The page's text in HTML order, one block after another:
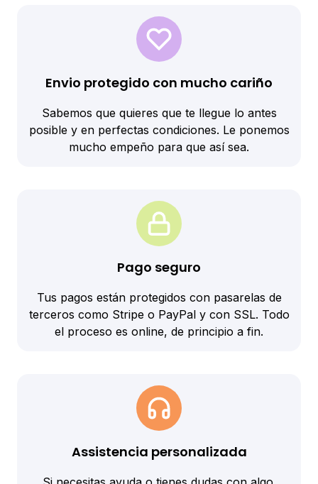
Envio protegido con mucho cariño
Sabemos que quieres que te llegue lo antes
posible y en perfectas condiciones. Le ponemos
mucho empeño para que así sea.
Pago seguro
Tus pagos están protegidos con pasarelas de
terceros como Stripe o PayPal y con SSL. Todo
el proceso es online, de principio a fin.
Assistencia personalizada